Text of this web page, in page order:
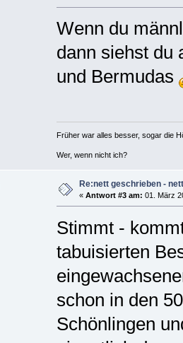
Wenn du
dann siehst du
und Bermudas
Früher war alles besser, sogar die
Wer, wenn nicht ich?
Re:nett geschrieben -
« Antwort #3 am: 01. März
Stimmt -
tabuisierten
schon in den
Schönlingen